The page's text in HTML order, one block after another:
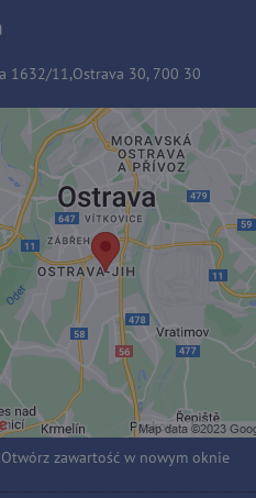
1632/11,Ostrava 30, 700 30
zewnętrzna jest
blokowana przez opcje
prywatności
chcesz załadować zawartość
zewnętrzną?
Zezwól raz
zawsze - zgadzam się z
pliku cookie: Funkcjonalny
zawartość w nowym oknie